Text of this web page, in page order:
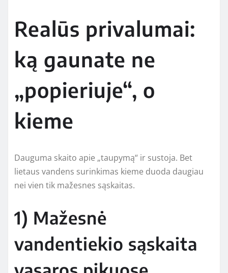
Realūs privalumai:
ką gaunate ne
„popieriuje“, o
kieme
Dauguma skaito apie „taupymą“ ir sustoja. Bet
lietaus vandens surinkimas kieme duoda daugiau
nei vien tik mažesnes sąskaitas.
1) Mažesnė
vandentiekio sąskaita